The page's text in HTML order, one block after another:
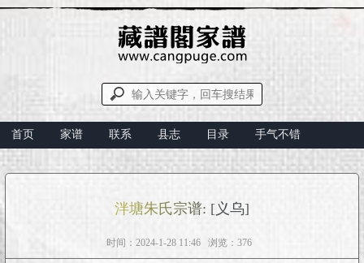
首页 家谱 联系 县志 目录 手气不错
泮塘朱氏宗谱: [义乌]
时间：2024-1-28 11:46 浏览：376